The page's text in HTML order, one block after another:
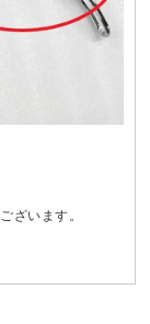
ざいます。